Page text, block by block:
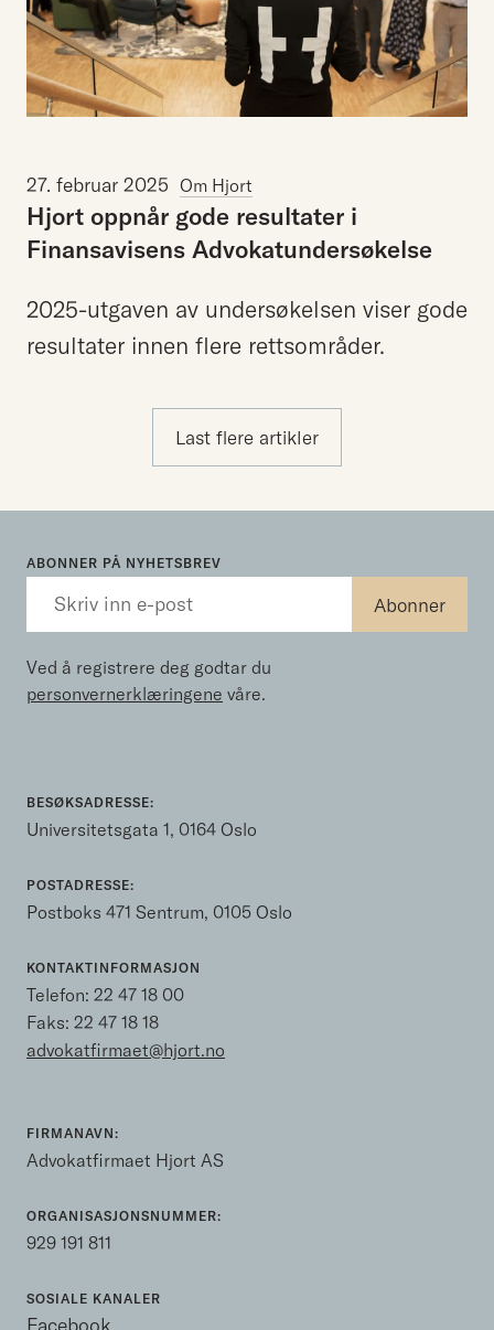
27. februar 2025 Om Hjort
Hjort oppnår gode resultater i
Finansavisens Advokatundersøkelse
2025-utgaven av undersøkelsen viser gode
resultater innen flere rettsområder.
Last flere artikler
ABONNER PÅ NYHETSBREV
Ved å registrere deg godtar du
personvernerklæringene våre.
BESØKSADRESSE:
Universitetsgata 1, 0164 Oslo
POSTADRESSE:
Postboks 471 Sentrum, 0105 Oslo
KONTAKTINFORMASJON
Telefon: 22 47 18 00
Faks: 22 47 18 18
advokatfirmaet@hjort.no
FIRMANAVN:
Advokatfirmaet Hjort AS
ORGANISASJONSNUMMER:
929 191 811
SOSIALE KANALER